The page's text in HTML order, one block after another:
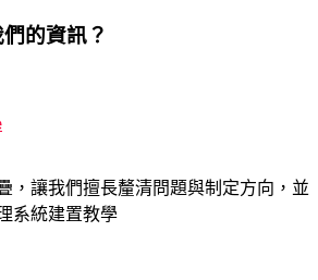
的資訊？
，讓我們擅長釐清問題與制定方向，並
系統建置教學